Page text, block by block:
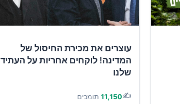
עוצרים את מכירת החיסול של
המדינה! לוקחים אחריות על העתיד
שלנו
✍️
11,150 תומכים